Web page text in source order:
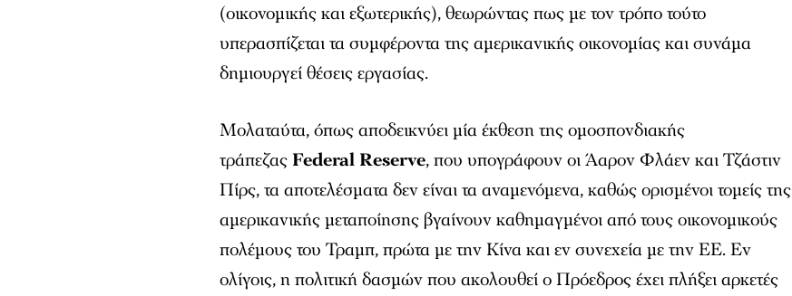
(οικονομικής και εξωτερικής), θεωρώντας πως με τον τρόπο τούτο
υπερασπίζεται τα συμφέροντα της αμερικανικής οικονομίας και συνάμα
δημιουργεί θέσεις εργασίας.
Μολαταύτα, όπως αποδεικνύει μία έκθεση της ομοσπονδιακής
τράπεζαςFederal Reserve, που υπογράφουν οι Άαρον Φλάεν και Τζάστιν
Πίρς, τα αποτελέσματα δεν είναι τα αναμενόμενα, καθώς ορισμένοι τομείς της
αμερικανικής μεταποίησης βγαίνουν καθημαγμένοι από τους οικονομικούς
πολέμους του Τραμπ, πρώτα με την Κίνα και εν συνεχεία με την ΕΕ. Εν
ολίγοις, η πολιτική δασμών που ακολουθεί ο Πρόεδρος έχει πλήξει αρκετές